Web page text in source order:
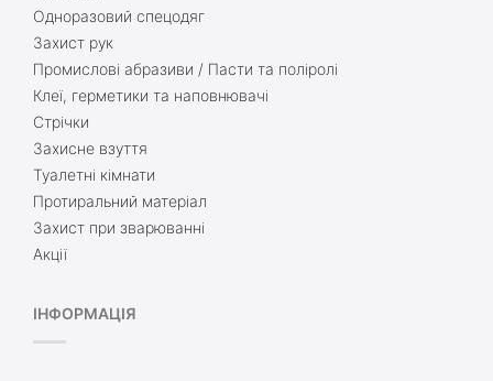
Одноразовий спецодяг
Захист рук
Промислові абразиви / Пасти та поліролі
Клеї, герметики та наповнювачі
Стрічки
Захисне взуття
Туалетні кімнати
Протиральний матеріал
Захист при зварюванні
Акції
ІНФОРМАЦІЯ